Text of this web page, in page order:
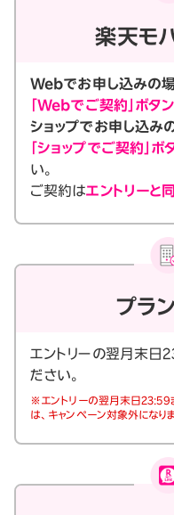
楽天モ
Webでお申し込みの
「Webでご契約」ボタン
ショップでお申し込み
「ショップでご契約」ボ
い。
ご契約はエントリーと
プラ
エントリーの翌月末日
ださい。
※エントリーの翌月末日23:59
は、キャンペーン対象外になりま